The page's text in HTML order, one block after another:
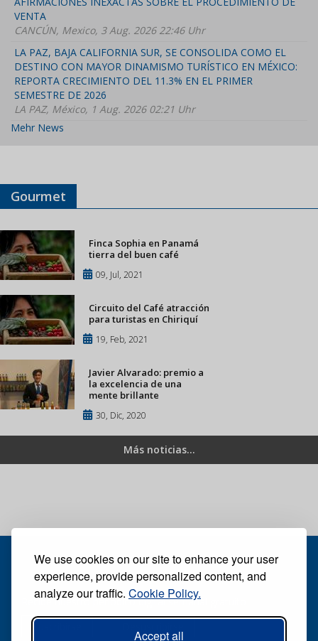
We use cookies on our site to enhance your user
experience, provide personalized content, and
analyze our traffic. Cookie Policy.
Accept all
VENTA
CANCÚN, Mexico, 3 Aug. 2026 22:46 Uhr
LA PAZ, BAJA CALIFORNIA SUR, SE CONSOLIDA COMO EL
DESTINO CON MAYOR DINAMISMO TURÍSTICO EN MÉXICO:
REPORTA CRECIMIENTO DEL 11.3% EN EL PRIMER
SEMESTRE DE 2026
LA PAZ, México, 1 Aug. 2026 02:21 Uhr
Mehr News
Gourmet
Finca Sophia en Panamá
tierra del buen café
09, Jul, 2021
Circuito del Café atracción
para turistas en Chiriquí
19, Feb, 2021
Javier Alvarado: premio a
la excelencia de una
mente brillante
30, Dic, 2020
Más noticias...
Recibe nuestro periódico digital semanal gratuito
Suscribirse